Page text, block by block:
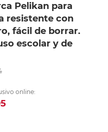
Pelikan para
resistente con
fácil de borrar.
escolar y de
online: